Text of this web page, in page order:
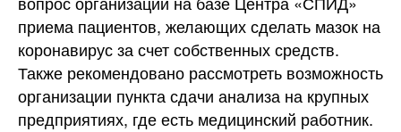
приема пациентов, желающих сделать мазок на
коронавирус за счет собственных средств.
Также рекомендовано рассмотреть возможность
организации пункта сдачи анализа на крупных
предприятиях, где есть медицинский работник.